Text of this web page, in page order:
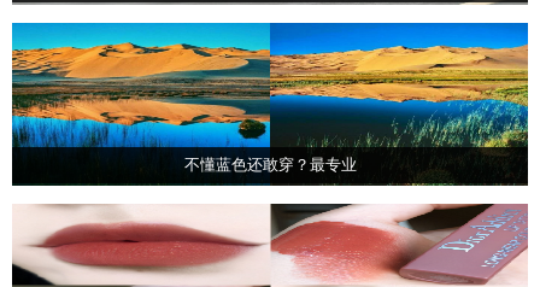
不懂蓝色还敢穿？最专业